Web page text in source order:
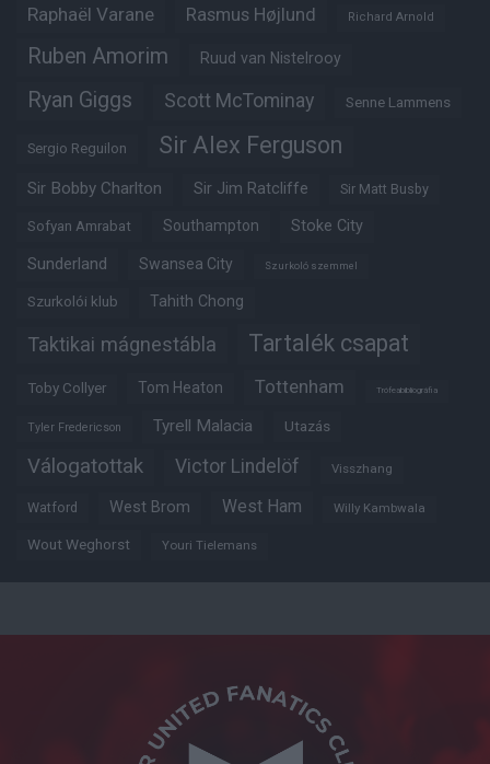
Raphaël Varane Rasmus Højlund Richard Arnold
Ruben Amorim Ruud van Nistelrooy
Ryan Giggs Scott McTominay Senne Lammens
Sergio Reguilon Sir Alex Ferguson
Sir Bobby Charlton Sir Jim Ratcliffe Sir Matt Busby
Sofyan Amrabat Southampton Stoke City
Sunderland Swansea City Szurkoló szemmel
Szurkolói klub Tahith Chong
Taktikai mágnestábla Tartalék csapat
Toby Collyer Tom Heaton Tottenham Trófeabibliográfia
Tyler Fredericson Tyrell Malacia Utazás
Válogatottak Victor Lindelöf Visszhang
Watford West Brom West Ham Willy Kambwala
Wout Weghorst Youri Tielemans